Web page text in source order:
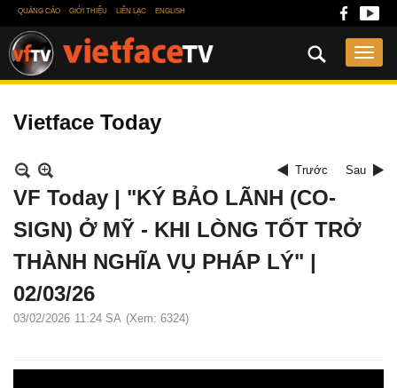
QUẢNG CÁO GIỚI THIỆU LIÊN LẠC ENGLISH
Vietface Today
Trước Sau
VF Today | "KÝ BẢO LÃNH (CO-
SIGN) Ở MỸ - KHI LÒNG TỐT TRỞ
THÀNH NGHĨA VỤ PHÁP LÝ" |
02/03/26
03/02/2026 11:24 SA (Xem: 6324)